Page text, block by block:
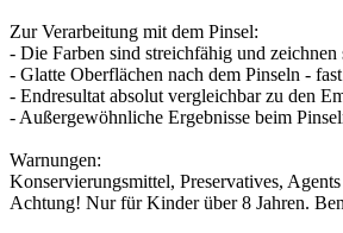
Zur Verarbeitung mit dem Pinsel:
- Die Farben sind streichfähig und
- Glatte Oberflächen nach dem Pinseln -
- Endresultat absolut vergleichbar zu den
- Außergewöhnliche Ergebnisse beim
Warnungen:
Konservierungsmittel, Preservatives,
Achtung! Nur für Kinder über 8 Jahren.